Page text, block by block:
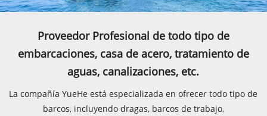
Proveedor Profesional de todo tipo de
embarcaciones, casa de acero, tratamiento de
aguas, canalizaciones, etc.
La compañía YueHe está especializada en ofrecer todo tipo de
barcos, incluyendo dragas, barcos de trabajo,